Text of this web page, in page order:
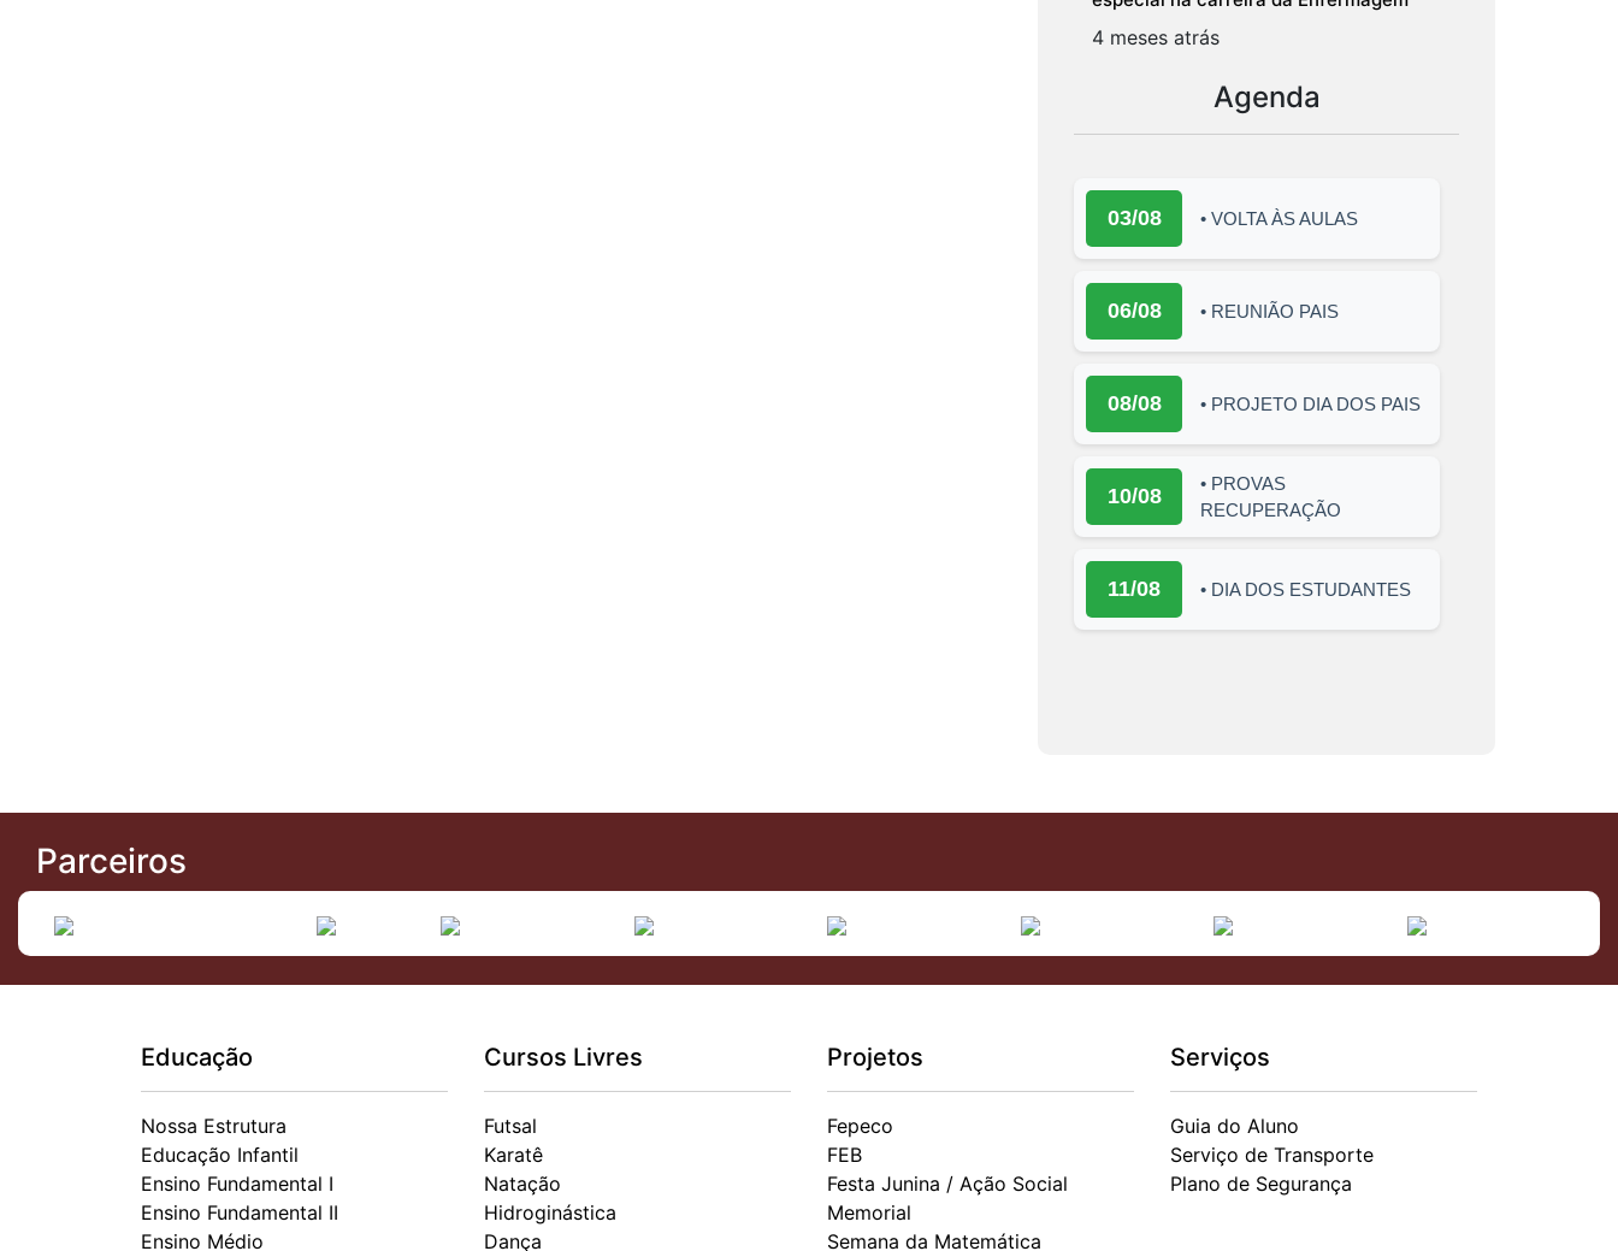
4 meses atrás
Agenda
03/08 • VOLTA ÀS AULAS
06/08 • REUNIÃO PAIS
08/08 • PROJETO DIA DOS PAIS
10/08
• PROVAS
RECUPERAÇÃO
11/08 • DIA DOS ESTUDANTES
Parceiros
Educação
Nossa Estrutura
Educação Infantil
Ensino Fundamental I
Ensino Fundamental II
Ensino Médio
Cursos Livres
Futsal
Karatê
Natação
Hidroginástica
Dança
Projetos
Fepeco
FEB
Festa Junina / Ação Social
Memorial
Semana da Matemática
Serviços
Guia do Aluno
Serviço de Transporte
Plano de Segurança